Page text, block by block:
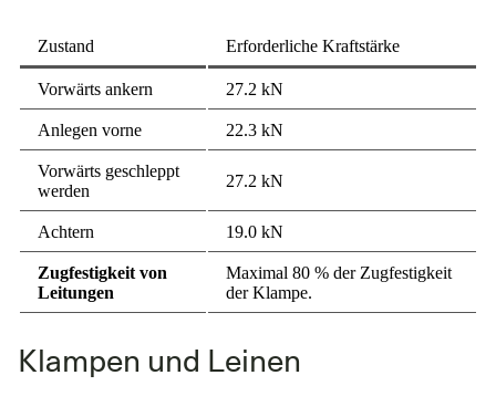
Zustand Erforderliche Kraftstärke
Vorwärts ankern 27.2 kN
Anlegen vorne 22.3 kN
Vorwärts geschleppt
werden
27.2 kN
Achtern 19.0 kN
Zugfestigkeit von
Leitungen
Maximal 80 % der Zugfestigkeit
der Klampe.
Klampen und Leinen